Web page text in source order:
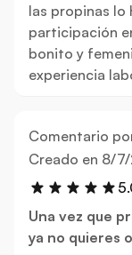
las propinas lo
participación
bonito y
experiencia
Comentario
Creado en 8
8/7/
Una vez que
ya no quieres